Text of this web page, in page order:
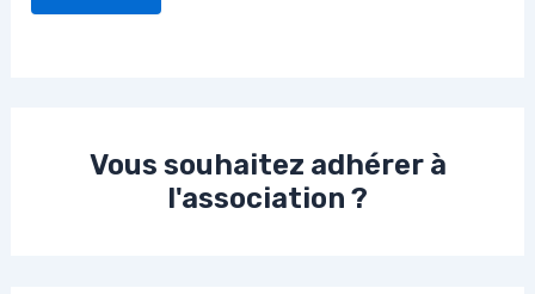
Vous souhaitez adhérer à
l'association ?